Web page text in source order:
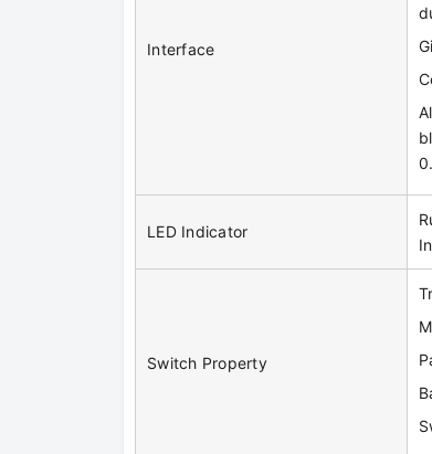
Interface
LED Indicator
Switch Property